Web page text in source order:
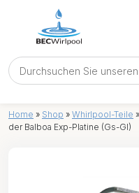
Home » Shop » Whirlpool-Teile »
der Balboa Exp-Platine (Gs-Gl)